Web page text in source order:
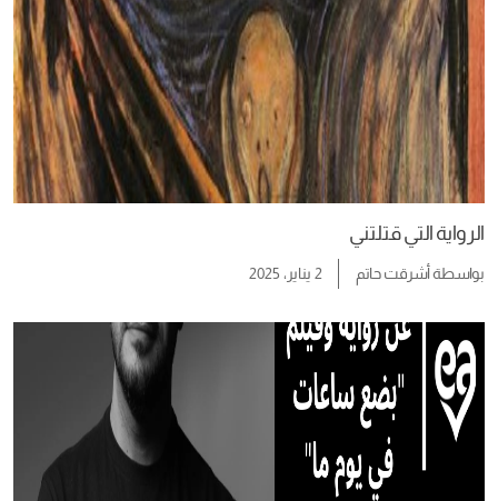
الرواية التي قتلتني
بواسطةأشرقت حاتم 2 يناير، 2025